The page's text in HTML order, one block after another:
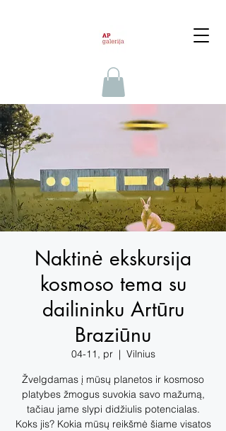
Naktinė ekskursija
kosmoso tema su
dailininku Artūru
Braziūnu
04-11, pr
  |
Vilnius
Žvelgdamas į mūsų planetos ir kosmoso
platybes žmogus suvokia savo mažumą,
tačiau jame slypi didžiulis potencialas.
Koks jis? Kokia mūsų reikšmė šiame visatos